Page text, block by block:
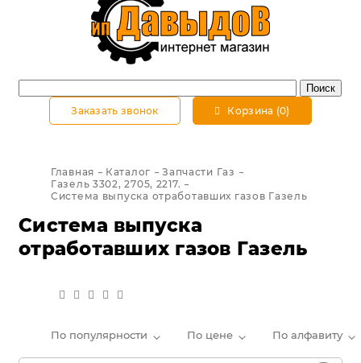
Заказать звонок Корзина (0)
Главная Каталог
Запчасти Газ
Газель 3302, 2705, 2217.
Система выпуска отработавших газов Газель
Система выпуска
отработавших газов Газель
По популярности По цене По алфавиту